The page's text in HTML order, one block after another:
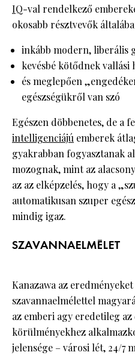
IQ-val rendelkező
okosabb résztvevők
inkább modern, liberális
kevésbé kötődnek vallási
és meglepően
egészségükről van szó
Egészen döbbenetes, de a
intelligenciájú emberek
gyakrabban fogyasztanak
mozognak, mint az
az az elképzelés, hogy a
automatikusan szuper
mindig igaz.
SZAVANNAELMÉLET
Kanazawa az
szavannaelmélettel
az emberi agy eredetileg
körülményekhez
jelensége – városi lét, 24/7